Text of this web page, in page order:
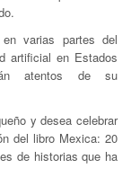
varias partes del
artificial en Estados
atentos de su
y desea celebrar
del libro Mexica: 20
de historias que ha